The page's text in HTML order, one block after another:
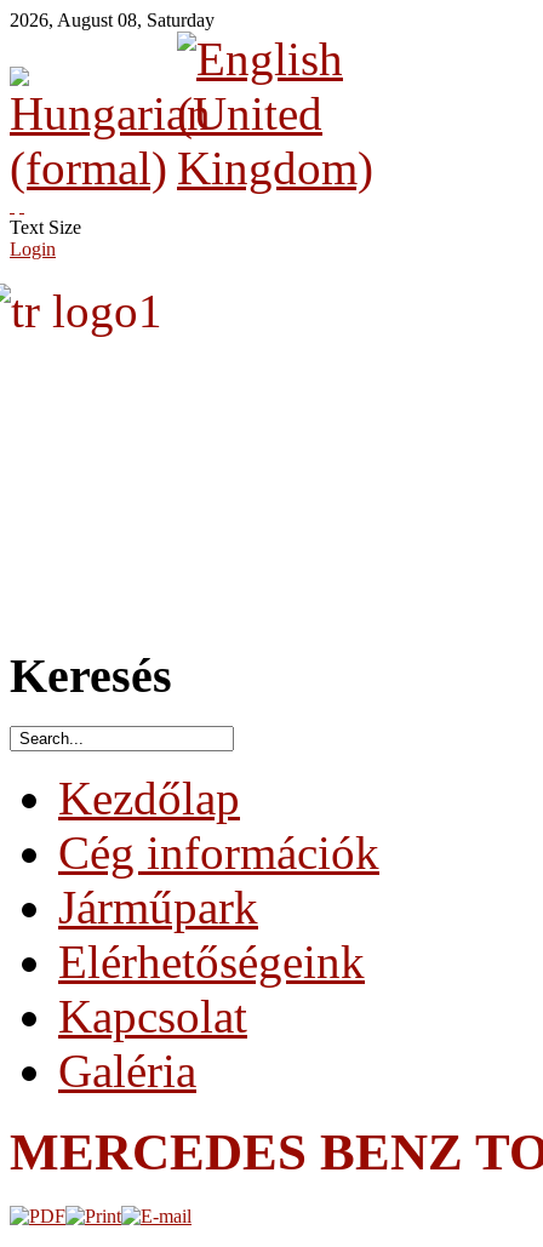
2026, August 08, Saturday
Text Size
Login
Keresés
Kezdőlap
Cég információk
Járműpark
Elérhetőségeink
Kapcsolat
Galéria
MERCEDES BENZ